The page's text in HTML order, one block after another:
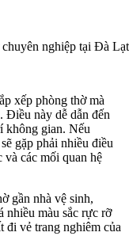
nghiệp tại Đà
xếp phòng thờ mà
Điều này dễ dẫn đến
không gian. Nếu
gặp phải nhiều điều
và các mối quan hệ
gần nhà vệ sinh,
nhiều màu sắc rực rỡ
đi vẻ trang nghiêm của